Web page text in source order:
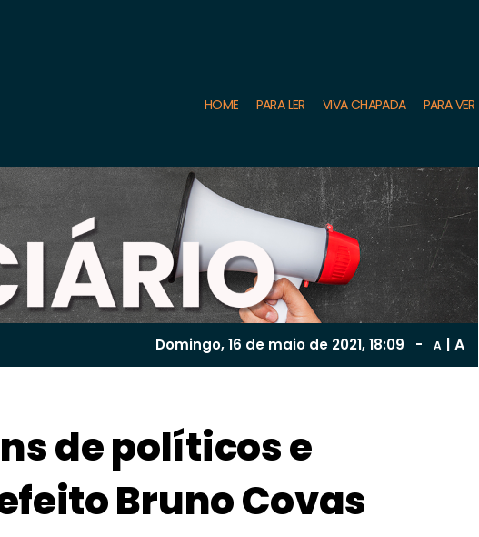
HOME PARA LER VIVA CHAPADA PARA VER
Domingo, 16 de maio de 2021, 18:09 - A A
de políticos e
Bruno Covas